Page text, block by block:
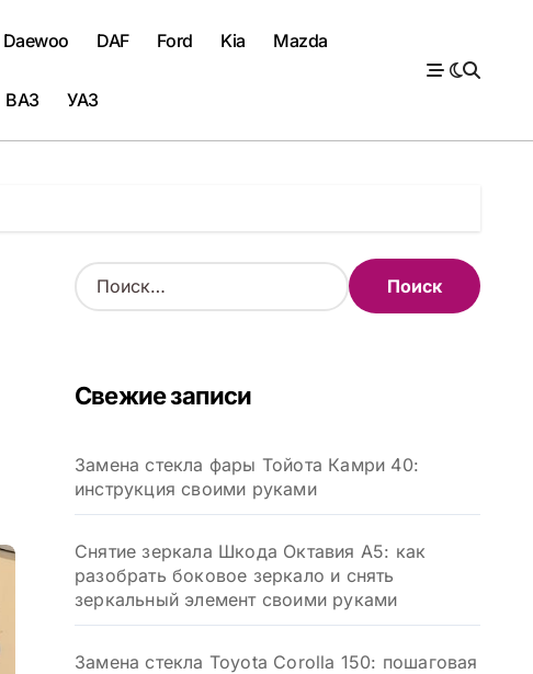
Daewoo DAF Ford Kia Mazda
ВАЗ УАЗ
Н
а
:Свежие записи
Замена стекла фары Тойота Камри 40:
инструкция своими руками
Снятие зеркала Шкода Октавия А5: как
разобрать боковое зеркало и снять
зеркальный элемент своими руками
Замена стекла Toyota Corolla 150: пошаговая